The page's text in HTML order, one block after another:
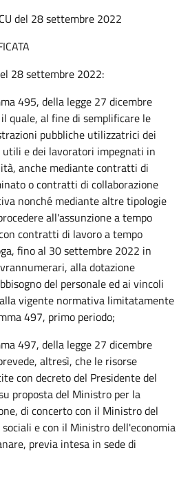
del 28 settembre 2022
28 settembre 2022:
495, della legge 27 dicembre
quale, al fine di semplificare le
pubbliche utilizzatrici dei
e dei lavoratori impegnati in
anche mediante contratti di
o contratti di collaborazione
nonché mediante altre tipologie
all'assunzione a tempo
contratti di lavoro a tempo
fino al 30 settembre 2022 in
alla dotazione
del personale ed ai vincoli
vigente normativa limitatamente
497, primo periodo;
497, della legge 27 dicembre
altresì, che le risorse
con decreto del Presidente del
proposta del Ministro per la
di concerto con il Ministro del
e con il Ministro dell'economia
previa intesa in sede di